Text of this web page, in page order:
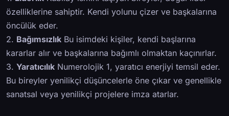
özelliklerine sahiptir. Kendi yolunu çizer ve başkalarına
öncülük eder.
2. Bağımsızlık Bu isimdeki kişiler, kendi başlarına
kararlar alır ve başkalarına bağımlı olmaktan kaçınırlar.
3. Yaratıcılık Numerolojik 1, yaratıcı enerjiyi temsil eder.
Bu bireyler yenilikçi düşüncelerle öne çıkar ve genellikle
sanatsal veya yenilikçi projelere imza atarlar.